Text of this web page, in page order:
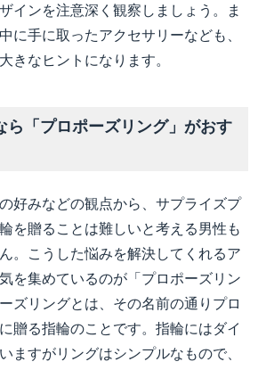
インを注意深く観察しましょう。ま
に手に取ったアクセサリーなども、
きなヒントになります。
ら「プロポーズリング」がおす
好みなどの観点から、サプライズプ
を贈ることは難しいと考える男性も
。こうした悩みを解決してくれるア
を集めているのが「プロポーズリン
ズリングとは、その名前の通りプロ
贈る指輪のことです。指輪にはダイ
ますがリングはシンプルなもので、